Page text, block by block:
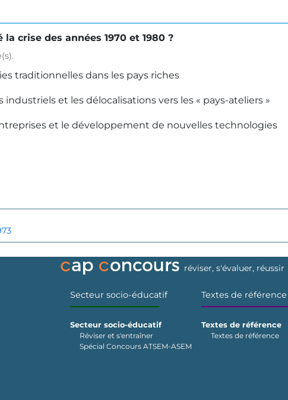
crise des années 1970 et 1980 ?
traditionnelles dans les pays riches
et les délocalisations vers les « pays-ateliers »
et le développement de nouvelles technologies
réviser, s'évaluer, réussir
Secteur socio-éducatif
Secteur socio-éducatif
Réviser et s'entraîner
Spécial Concours ATSEM-ASEM
Textes de référence
Textes de référence
Textes de référence